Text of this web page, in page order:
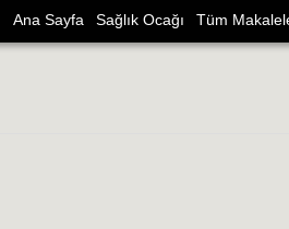
Ana Sayfa Sağlık Ocağı Tüm